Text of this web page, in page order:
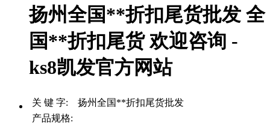
扬州全国**折扣尾货批发 全
国**折扣尾货 欢迎咨询 -
ks8凯发官方网站
关 键 字: 扬州全国**折扣尾货批发
产品规格: